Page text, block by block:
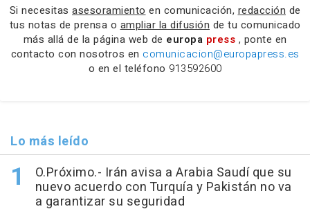
Si necesitas asesoramiento en comunicación, redacción de
tus notas de prensa o ampliar la difusión de tu comunicado
más allá de la página web de europa press , ponte en
contacto con nosotros en comunicacion@europapress.es
o en el teléfono 913592600
Lo más leído
O.Próximo.- Irán avisa a Arabia Saudí que su
nuevo acuerdo con Turquía y Pakistán no va
a garantizar su seguridad